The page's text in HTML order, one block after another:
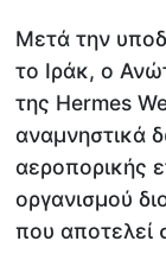
Μετά την
το Ιράκ, ο
της Hermes
αναμνηστικά
αεροπορικής
οργανισμού
που αποτελεί